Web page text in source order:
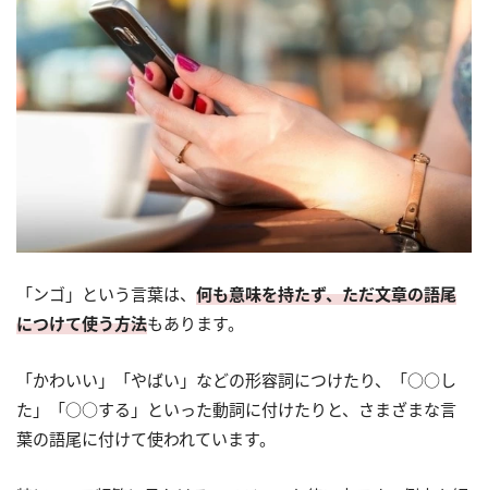
「ンゴ」という言葉は、 何も意味を持たず、ただ文章の語尾
につけて使う方法もあります。
「かわいい」「やばい」などの形容詞につけたり、「○○し
た」「○○する」といった動詞に付けたりと、さまざまな言
葉の語尾に付けて使われています。